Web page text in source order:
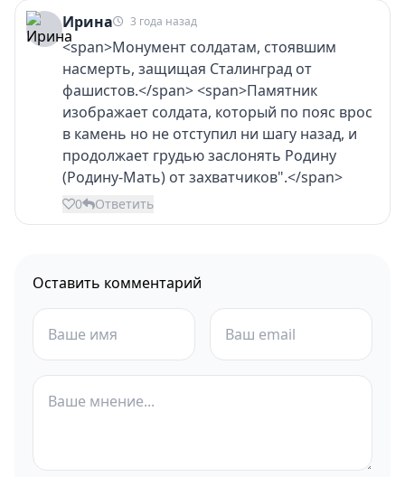
Ирина 3 года назад
<span>Монумент солдатам, стоявшим
насмерть, защищая Сталинград от
фашистов.</span> <span>Памятник
изображает солдата, который по пояс врос
в камень но не отступил ни шагу назад, и
продолжает грудью заслонять Родину
(Родину-Мать) от захватчиков".</span>
0 Ответить
Оставить комментарий